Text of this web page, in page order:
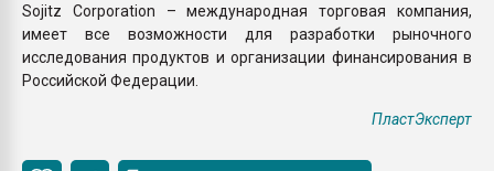
Sojitz Corporation – международная торговая компания,
имеет все возможности для разработки рыночного
исследования продуктов и организации финансирования в
Российской Федерации.
ПластЭксперт